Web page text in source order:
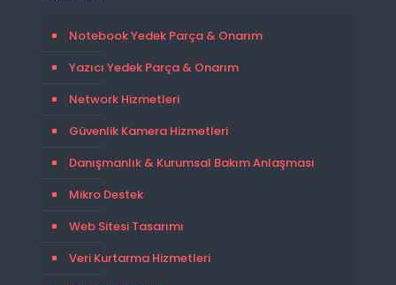
Notebook Yedek Parça & Onarım
Yazıcı Yedek Parça & Onarım
Network Hizmetleri
Güvenlik Kamera Hizmetleri
Danışmanlık & Kurumsal Bakım Anlaşması
Mikro Destek
Web Sitesi Tasarımı
Veri Kurtarma Hizmetleri